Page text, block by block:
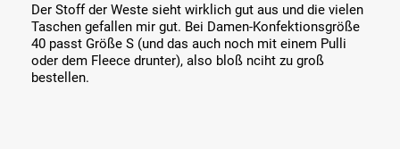
Der Stoff der Weste sieht wirklich gut aus und die vielen
Taschen gefallen mir gut. Bei Damen-Konfektionsgröße
40 passt Größe S (und das auch noch mit einem Pulli
oder dem Fleece drunter), also bloß nciht zu groß
bestellen.